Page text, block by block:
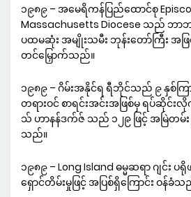
၁၉၈၉ – အမေရိကန်ပြည်ထောင်စု
Massachusetts Diocese သည် ဘာ
ပထမဆုံး အမျိုးသမီး ဘုန်းတော်ကြီး အဖြ
တင်မြှောက်သည်။
၁၉၈၉ – ဂိမ်းအနိုင်ရ ရီဘိုင်သည် ၉ နှစ်ကြ
တရားဝင် စာရင်းအင်းအဖြစ်မှ ရပ်ဆိုင်း
သ် ဟာနန်ဒက်ဇ် သည် ၁၂၉ ဖြင့် အမြဲတမ်း
သည်။
၁၉၈၉ – Long Island ဓမ္မဆရာ ဂျင်
ရှောင်တိမ်းမှုဖြင့် အပြစ်ရှိကြောင်း ဝန်ခံသ